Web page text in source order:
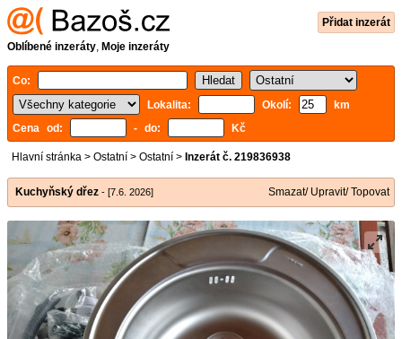
Přidat inzerát
Oblíbené inzeráty, Moje inzeráty
Co:
Lokalita:
Okolí:
km
Cena od:
- do: Kč
Hlavní stránka > Ostatní > Ostatní > Inzerát č. 219836938
Kuchyňský dřez - [7.6. 2026] Smazat/ Upravit/ Topovat